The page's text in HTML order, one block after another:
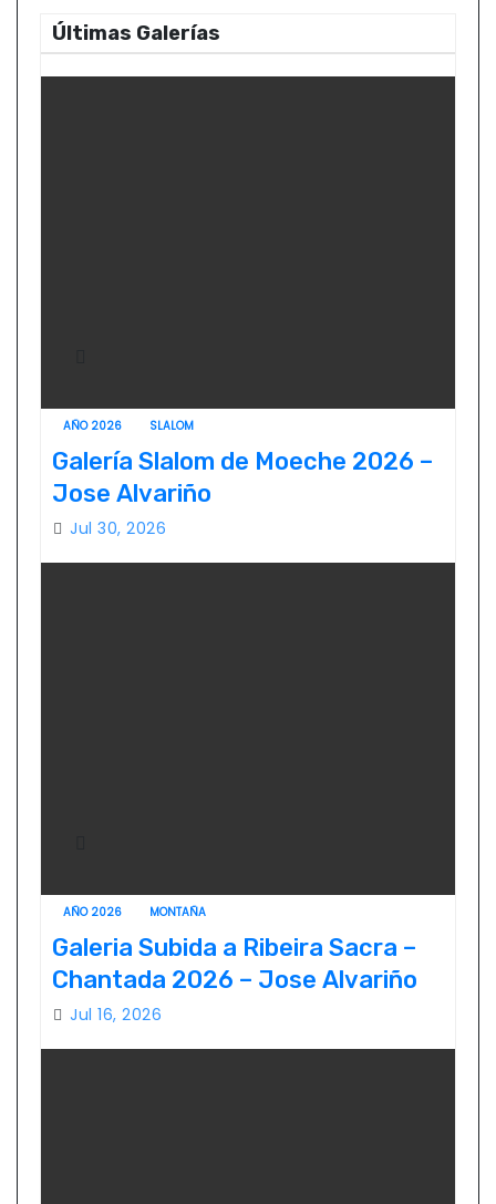
Últimas Galerías
AÑO 2026 SLALOM
Galería Slalom de Moeche 2026 –
Jose Alvariño
Jul 30, 2026
AÑO 2026 MONTAÑA
Galeria Subida a Ribeira Sacra –
Chantada 2026 – Jose Alvariño
Jul 16, 2026